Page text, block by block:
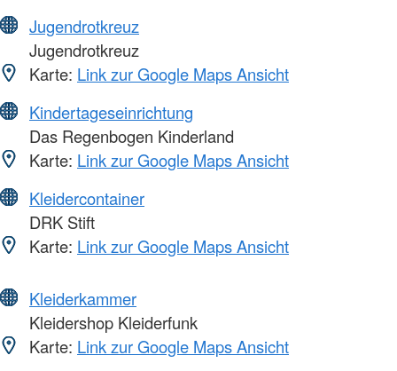
Jugendrotkreuz
Jugendrotkreuz
Karte: Link zur Google Maps Ansicht
Kindertageseinrichtung
Das Regenbogen Kinderland
Karte: Link zur Google Maps Ansicht
Kleidercontainer
DRK Stift
Karte: Link zur Google Maps Ansicht
Kleiderkammer
Kleidershop Kleiderfunk
Karte: Link zur Google Maps Ansicht